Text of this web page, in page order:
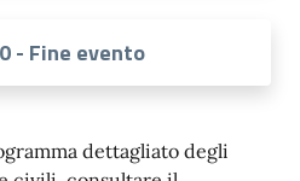
- Fine evento
dettagliato degli